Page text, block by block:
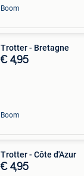
Boom
Trotter - Bretagne
€ 4,95
Boom
Trotter - Côte d'Azur
€ 4,95